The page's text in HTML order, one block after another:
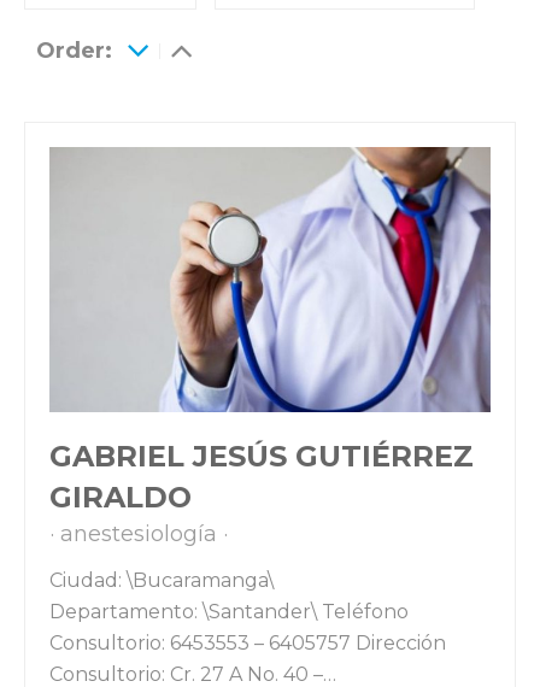
Order:
GABRIEL JESÚS GUTIÉRREZ
GIRALDO
anestesiología
Ciudad: \Bucaramanga\
Departamento: \Santander\ Teléfono
Consultorio: 6453553 – 6405757 Dirección
Consultorio: Cr. 27 A No. 40 –…